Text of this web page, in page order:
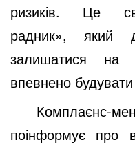
ризиків. Це
радник», який
залишатися на
впевнено
поінформує про